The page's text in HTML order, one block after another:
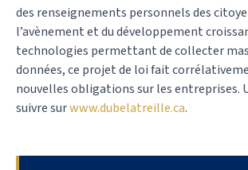
des renseignements personnels des
l’avènement et du développement
technologies permettant de collecter
données, ce projet de loi fait
nouvelles obligations sur les entreprises.
suivre surwww.dubelatreille.ca.